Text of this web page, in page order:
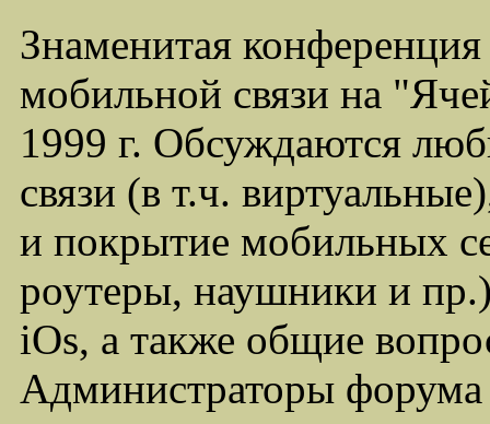
Знаменитая
мобильной связи на
1999 г. Обсуждаются
связи (в т.ч.
и покрытие мобильных
роутеры, наушники и
iOs, а также общие
Администраторы